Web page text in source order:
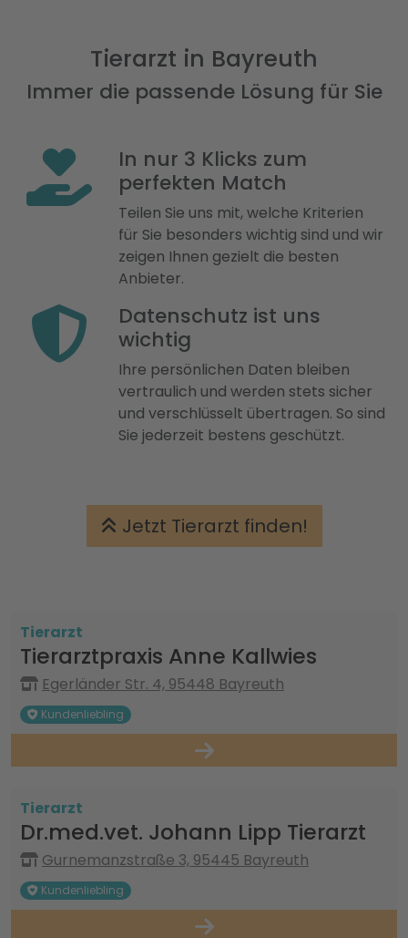
Tierarzt in Bayreuth
Immer die passende Lösung für Sie
In nur 3 Klicks zum
perfekten Match
Teilen Sie uns mit, welche Kriterien
für Sie besonders wichtig sind und wir
zeigen Ihnen gezielt die besten
Anbieter.
Datenschutz ist uns
wichtig
Ihre persönlichen Daten bleiben
vertraulich und werden stets sicher
und verschlüsselt übertragen. So sind
Sie jederzeit bestens geschützt.
Jetzt Tierarzt finden!
Tierarzt
Tierarztpraxis Anne Kallwies
Egerländer Str. 4, 95448 Bayreuth
Kundenliebling
Tierarzt
Dr.med.vet. Johann Lipp Tierarzt
Gurnemanzstraße 3, 95445 Bayreuth
Kundenliebling